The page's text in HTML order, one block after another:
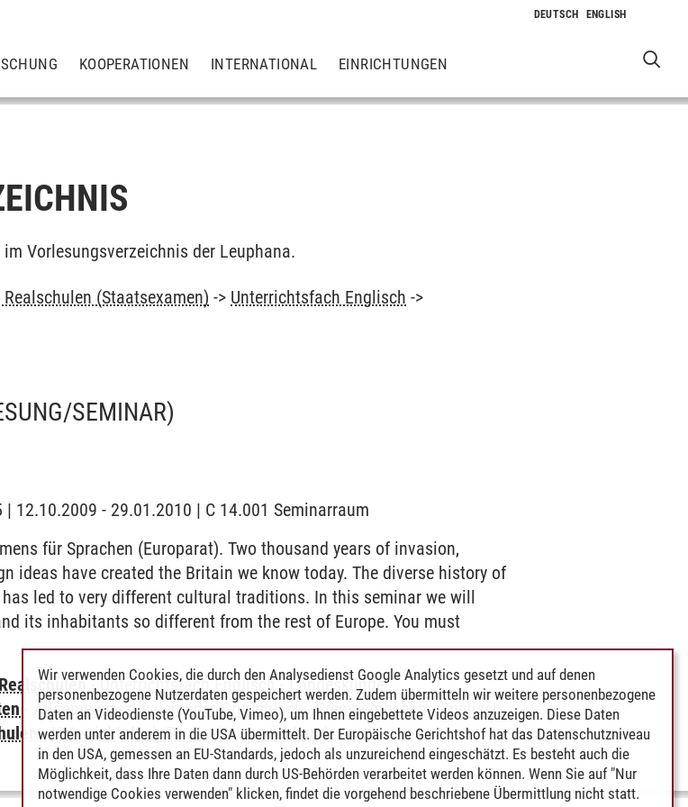
KOOPERATIONEN INTERNATIONAL EINRICHTUNGEN
Vorlesungsverzeichnis der Leuphana.
(Staatsexamen) -> Unterrichtsfach Englisch ->
SEMINAR)
12.10.2009 - 29.01.2010 | C 14.001 Seminarraum
für Sprachen (Europarat). Two thousand years of invasion,
ideas have created the Britain we know today. The diverse history of
led to very different cultural traditions. In this seminar we will
its inhabitants so different from the rest of Europe. You must
-Unterrichtsfach Englisch-Landeskunde
Allgemeinqualifizierender Grundblock - Fremdsprachen-Englisch
-Unterrichtsfach Englisch- Landeskunde
Wir verwenden Cookies, die durch den Analysedienst Google Analytics gesetzt und auf denen
personenbezogene Nutzerdaten gespeichert werden. Zudem übermitteln wir weitere personenbezogene
Daten an Videodienste (YouTube, Vimeo), um Ihnen eingebettete Videos anzuzeigen. Diese Daten
werden unter anderem in die USA übermittelt. Der Europäische Gerichtshof hat das Datenschutzniveau
in den USA, gemessen an EU-Standards, jedoch als unzureichend eingeschätzt. Es besteht auch die
Möglichkeit, dass Ihre Daten dann durch US-Behörden verarbeitet werden können. Wenn Sie auf "Nur
notwendige Cookies verwenden" klicken, findet die vorgehend beschriebene Übermittlung nicht statt.